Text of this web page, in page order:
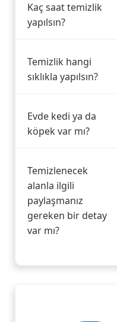
Kaç saat temizlik
yapılsın?
Temizlik hangi
sıklıkla yapılsın?
Evde kedi ya da
köpek var mı?
Temizlenecek
alanla ilgili
paylaşmanız
gereken bir detay
var mı?